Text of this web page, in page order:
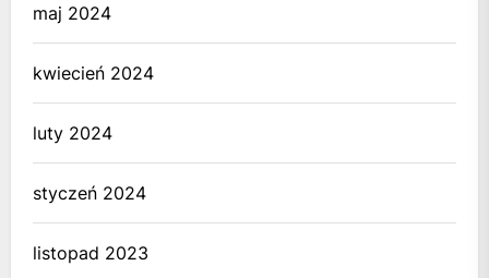
maj 2024
kwiecień 2024
luty 2024
styczeń 2024
listopad 2023